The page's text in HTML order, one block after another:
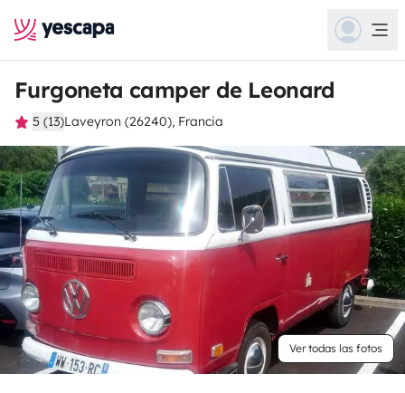
Furgoneta camper de Leonard
5 (13)Laveyron (26240), Francia
Ver todas las fotos